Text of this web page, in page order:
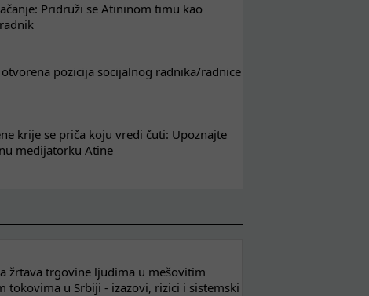
Pridruži se Atininom timu kao
pozicija socijalnog radnika/radnice
krije se priča koju vredi čuti: Upoznajte
medijatorku Atine
žrtava trgovine ljudima u mešovitim
tokovima u Srbiji - izazovi, rizici i sistemski